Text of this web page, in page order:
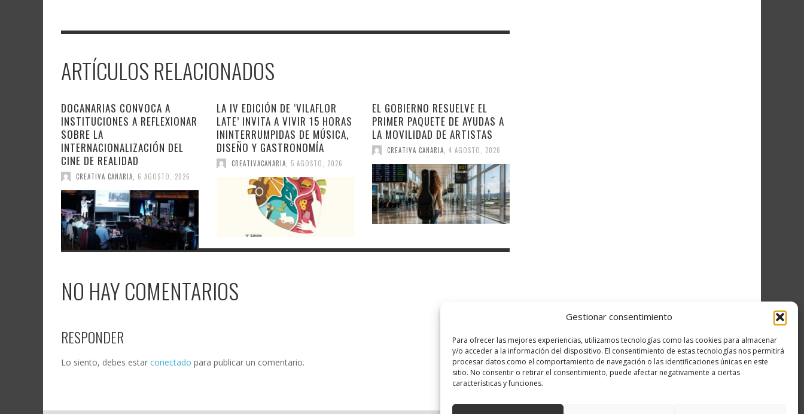
Gestionar consentimiento
Para ofrecer las mejores experiencias, utilizamos tecnologías como las cookies para almacenar
y/o acceder a la información del dispositivo. El consentimiento de estas tecnologías nos permitirá
procesar datos como el comportamiento de navegación o las identificaciones únicas en este
sitio. No consentir o retirar el consentimiento, puede afectar negativamente a ciertas
características y funciones.
ARTÍCULOS RELACIONADOS
DOCANARIAS CONVOCA A
INSTITUCIONES A REFLEXIONAR
SOBRE LA
INTERNACIONALIZACIÓN DEL
CINE DE REALIDAD
CREATIVA CANARIA 6 AGOSTO, 2026
LA IV EDICIÓN DE ‘VILAFLOR
LATE’ INVITA A VIVIR 15 HORAS
ININTERRUMPIDAS DE MÚSICA,
DISEÑO Y GASTRONOMÍA
CREATIVACANARIA 5 AGOSTO, 2026
EL GOBIERNO RESUELVE EL
PRIMER PAQUETE DE AYUDAS A
LA MOVILIDAD DE ARTISTAS
CREATIVA CANARIA 4 AGOSTO, 2026
NO HAY COMENTARIOS
RESPONDER
Lo siento, debes estar conectado para publicar un comentario.